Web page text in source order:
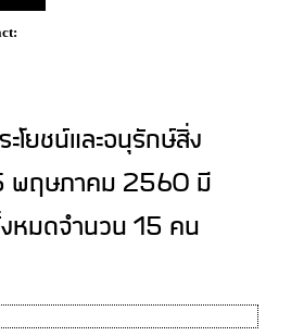
โยชน์และอนุรักษ์สิ่ง
พฤษภาคม 2560 มี
หมดจำนวน 15 คน